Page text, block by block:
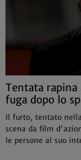
Tentata rapina
fuga dopo lo
Il furto, tentato
scena da film
le persone al suo